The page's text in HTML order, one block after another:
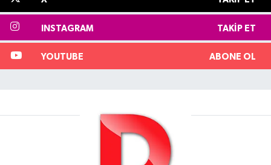
INSTAGRAM TAKIP ET
YOUTUBE ABONE OL